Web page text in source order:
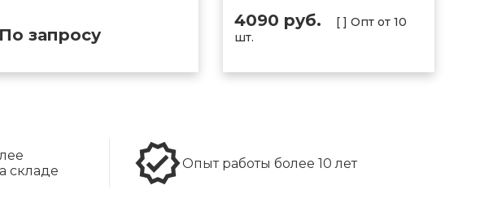
По запросу
4090 руб.
[ ] Опт от 10
шт.
складе Опыт работы более 10 лет